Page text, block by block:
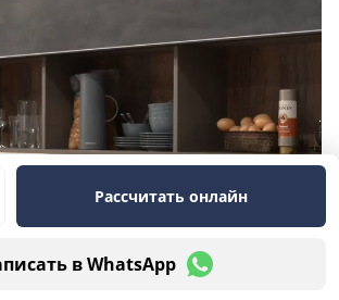
Рассчитать онлайн
в WhatsApp